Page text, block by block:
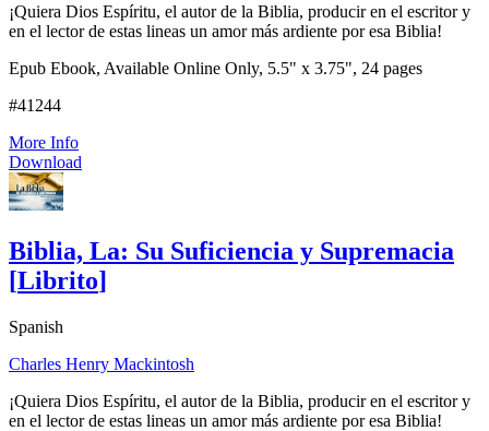
¡Quiera Dios Espíritu, el autor de la Biblia, producir en el escritor y
en el lector de estas lineas un amor más ardiente por esa Biblia!
Epub Ebook, Available Online Only, 5.5" x 3.75", 24 pages
#41244
More Info
Download
Biblia, La: Su Suficiencia y Supremacia
[Librito]
Spanish
Charles Henry Mackintosh
¡Quiera Dios Espíritu, el autor de la Biblia, producir en el escritor y
en el lector de estas lineas un amor más ardiente por esa Biblia!